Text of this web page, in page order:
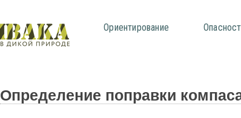
Ориентирование
Определение поправки